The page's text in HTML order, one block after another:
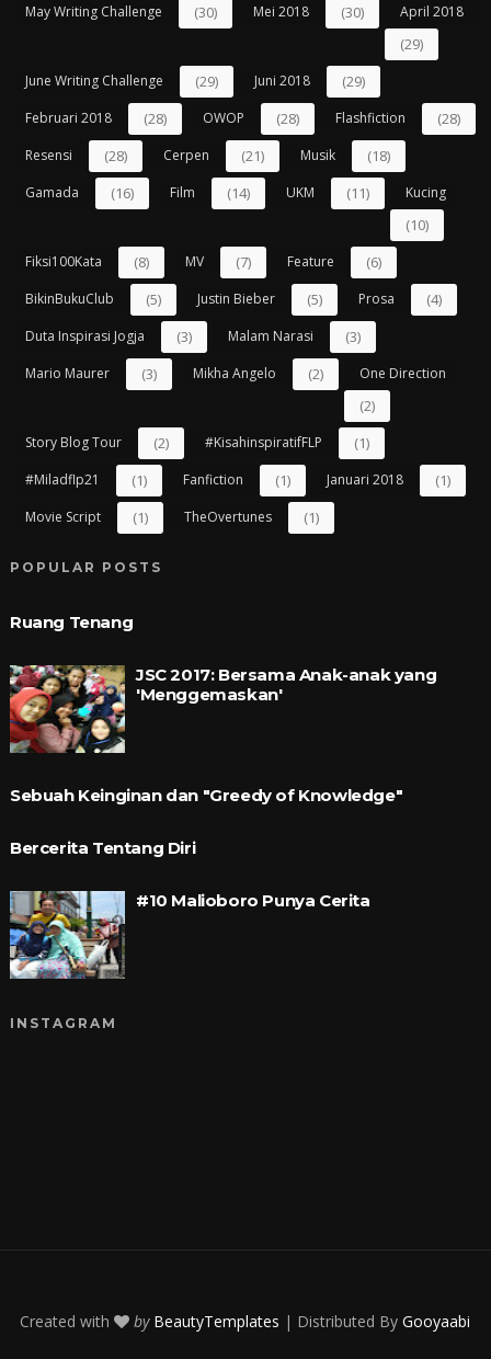
May Writing Challenge (30) Mei 2018 (30) April 2018
(29)
June Writing Challenge (29) Juni 2018 (29)
Februari 2018 (28) OWOP (28) Flashfiction (28)
Resensi (28) Cerpen (21) Musik (18)
Gamada (16) Film (14) UKM (11) Kucing
(10)
Fiksi100Kata (8) MV (7) Feature (6)
BikinBukuClub (5) Justin Bieber (5) Prosa (4)
Duta Inspirasi Jogja (3) Malam Narasi (3)
Mario Maurer (3) Mikha Angelo (2) One Direction
(2)
Story Blog Tour (2) #kisahinspiratifFLP (1)
#miladflp21 (1) Fanfiction (1) Januari 2018 (1)
Movie Script (1) TheOvertunes (1)
POPULAR POSTS
Ruang Tenang
JSC 2017: Bersama Anak-anak yang
'Menggemaskan'
Sebuah Keinginan dan "Greedy of Knowledge"
Bercerita Tentang Diri
#10 Malioboro Punya Cerita
INSTAGRAM
Created with by BeautyTemplates | Distributed ByGooyaabi